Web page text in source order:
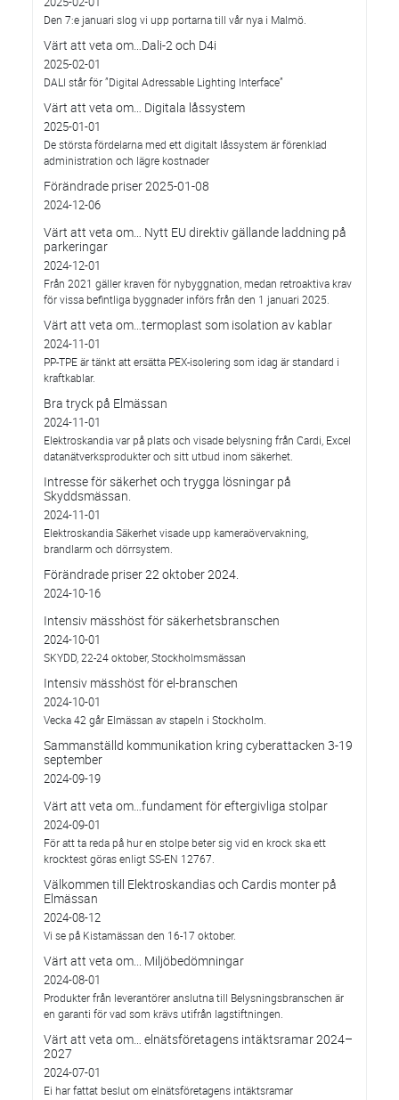
Den 7:e januari slog vi upp portarna till vår nya i Malmö.
Värt att veta om…Dali-2 och D4i
2025-02-01
DALI står för ”Digital Adressable Lighting Interface”
Värt att veta om… Digitala låssystem
2025-01-01
De största fördelarna med ett digitalt låssystem är förenklad
administration och lägre kostnader
Förändrade priser 2025-01-08
2024-12-06
Värt att veta om… Nytt EU direktiv gällande laddning på
parkeringar
2024-12-01
Från 2021 gäller kraven för nybyggnation, medan retroaktiva krav
för vissa befintliga byggnader införs från den 1 januari 2025.
Värt att veta om…termoplast som isolation av kablar
2024-11-01
PP-TPE är tänkt att ersätta PEX-isolering som idag är standard i
kraftkablar.
Bra tryck på Elmässan
2024-11-01
Elektroskandia var på plats och visade belysning från Cardi, Excel
datanätverksprodukter och sitt utbud inom säkerhet.
Intresse för säkerhet och trygga lösningar på
Skyddsmässan.
2024-11-01
Elektroskandia Säkerhet visade upp kameraövervakning,
brandlarm och dörrsystem.
Förändrade priser 22 oktober 2024.
2024-10-16
Intensiv mässhöst för säkerhetsbranschen
2024-10-01
SKYDD, 22-24 oktober, Stockholmsmässan
Intensiv mässhöst för el-branschen
2024-10-01
Vecka 42 går Elmässan av stapeln i Stockholm.
Sammanställd kommunikation kring cyberattacken 3-19
september
2024-09-19
Värt att veta om…fundament för eftergivliga stolpar
2024-09-01
För att ta reda på hur en stolpe beter sig vid en krock ska ett
krocktest göras enligt SS-EN 12767.
Välkommen till Elektroskandias och Cardis monter på
Elmässan
2024-08-12
Vi se på Kistamässan den 16-17 oktober.
Värt att veta om... Miljöbedömningar
2024-08-01
Produkter från leverantörer anslutna till Belysningsbranschen är
en garanti för vad som krävs utifrån lagstiftningen.
Värt att veta om… elnätsföretagens intäktsramar 2024–
2027
2024-07-01
Ei har fattat beslut om elnätsföretagens intäktsramar